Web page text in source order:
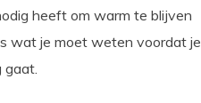
heeft om warm te blijven
wat je moet weten voordat je
gaat.